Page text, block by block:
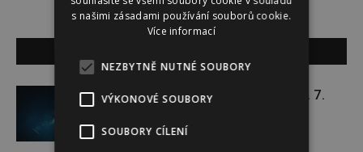
Týdenní horoskop 20. 7. – 26. 7.
s našimi zásadami používání souborů cookie.
Více informací
NEZBYTNĚ NUTNÉ SOUBORY
VÝKONOVÉ SOUBORY
SOUBORY CÍLENÍ